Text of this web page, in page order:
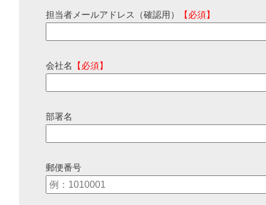
担当者メールアドレス（確認用） 【必須】
会社名 【必須】
部署名
郵便番号